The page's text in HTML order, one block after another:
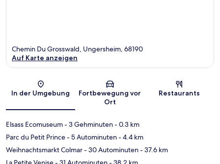
Karte
Chemin Du Grosswald, Ungersheim, 68190
Auf Karte anzeigen
In der Umgebung
Fortbewegung vor
Ort
Restaurants
Elsass Ecomuseum- 3 Gehminuten- 0.3 km
Parc du Petit Prince- 5 Autominuten- 4.4 km
Weihnachtsmarkt Colmar- 30 Autominuten- 37.6 km